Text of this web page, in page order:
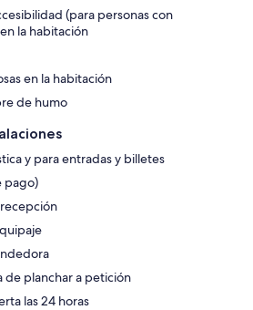
(para personas con
la habitación
en la habitación
de humo
y para entradas y billetes
pago)
de planchar a petición
las 24 horas